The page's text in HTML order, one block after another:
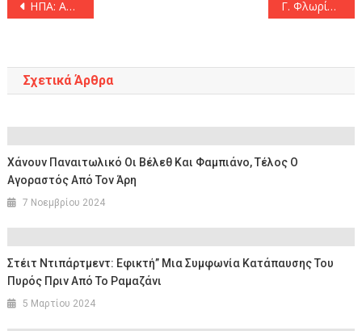
ΗΠΑ: Ανάγκη να εξεταστεί από το Δικαστήριο της Χάγης η ασφάλεια του Ισραήλ Γ. Φλωρίδης σε ΣΥΡΙΖΑ: «Παραμένετε αμετακίνητοι από θέσεις που σας οδήγησαν στην συντριβή»
Σχετικά Άρθρα
Χάνουν Παναιτωλικό Οι Βέλεθ Και Φαμπιάνο, Τέλος Ο
Αγοραστός Από Τον Άρη
7 Νοεμβρίου 2024
Στέιτ Ντιπάρτμεντ: Εφικτή” Μια Συμφωνία Κατάπαυσης Του
Πυρός Πριν Από Το Ραμαζάνι
5 Μαρτίου 2024